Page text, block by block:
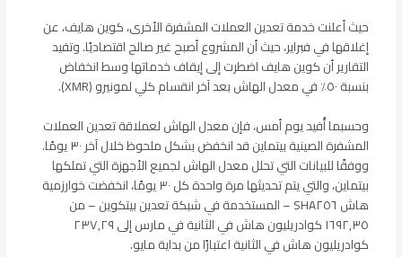
حيث أعلنت خدمة تعدين العملات المشفرة الأخرى، كوين هايف، عن
إغلاقها في فبراير، حيث أن المشروع أصبح غير صالح اقتصاديًا. وتفيد
التقارير أن كوين هايف اضطرت إلى إيقاف خدماتها وسط انخفاض
بنسبة ٥٠٪ في معدل الهاش بعد آخر انقسام كلي لمونيرو (XMR).
وحسبما أُفيد يوم أمس، فإن معدل الهاش لعملاقة تعدين العملات
المشفرة الصينية بيتماين قد انخفض بشكل ملحوظ خلال آخر ٣٠ يومًا.
ووفقًا للبيانات التي تحلل معدل الهاش لجميع الأجهزة التي تملكها
بيتماين، والتي يتم تحديثها مرة واحدة كل ٣٠ يومًا، انخفضت خوارزمية
هاش SHA٢٥٦ – المستخدمة في شبكة تعدين بيتكوين – من
١٦٩٢,٣٥ كوادريليون هاش في الثانية في مارس إلى ٢٣٧,٢٩
كوادريليون هاش في الثانية اعتبارًا من بداية مايو.